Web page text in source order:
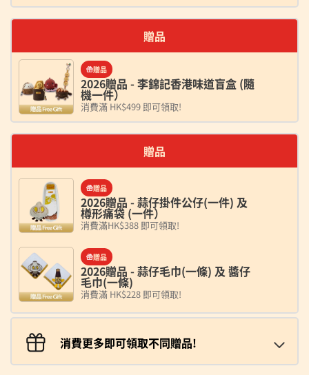
贈品
贈品
2026贈品 - 李錦記香港味道盲盒 (隨
機一件）
消費滿 HK$499 即可領取!
贈品
贈品
2026贈品 - 蒜仔掛件公仔(一件) 及
樽形痛袋 (一件）
消費滿HK$388 即可領取!
贈品
2026贈品 - 蒜仔毛巾(一條) 及 醬仔
毛巾(一條)
消費滿 HK$228 即可領取!
消費更多即可領取不同贈品!